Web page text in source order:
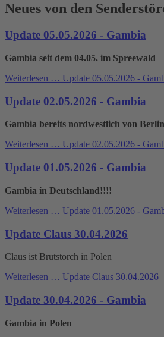
Neues von den
Update 05.05.2026 - Gambia
Gambia seit dem 04.05. im Spreewald
Weiterlesen … Update 05.05.2026 -
Update 02.05.2026 - Gambia
Gambia bereits nordwestlich von Berlin
Weiterlesen … Update 02.05.2026 -
Update 01.05.2026 - Gambia
Gambia in Deutschland!!!!
Weiterlesen … Update 01.05.2026 -
Update Claus 30.04.2026
Claus ist Brutstorch in Polen
Weiterlesen … Update Claus 30.04.2026
Update 30.04.2026 - Gambia
Gambia in Polen